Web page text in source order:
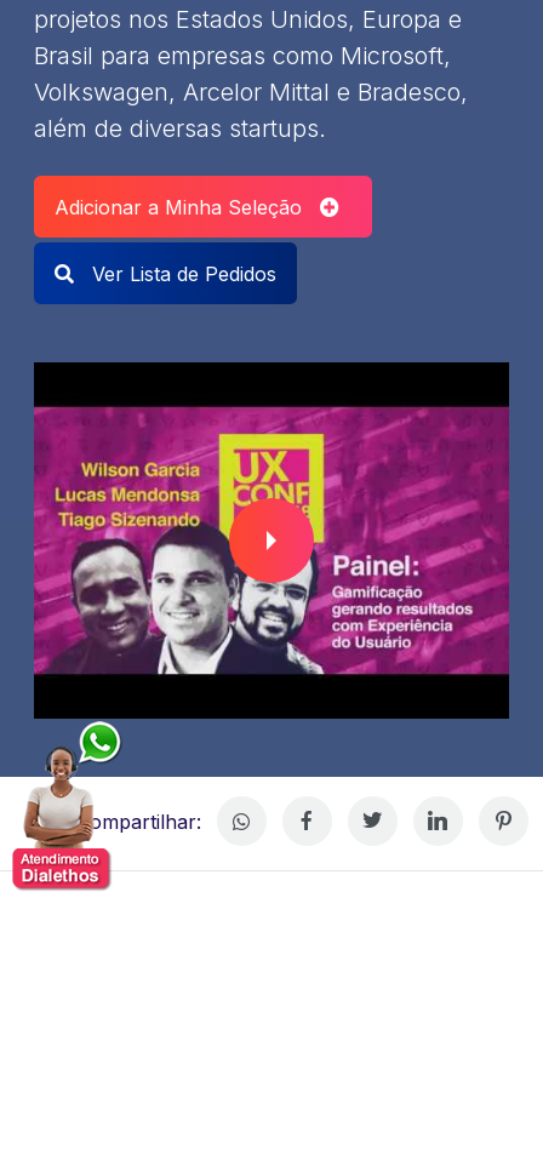
projetos nos Estados Unidos, Europa e
Brasil para empresas como Microsoft,
Volkswagen, Arcelor Mittal e Bradesco,
além de diversas startups.
Adicionar a Minha Seleção
Ver Lista de Pedidos
Compartilhar: